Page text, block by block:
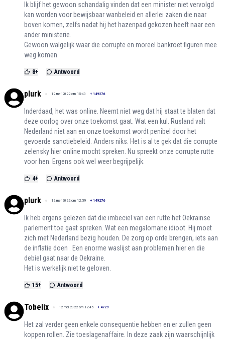
Ik blijf het gewoon schandalig vinden dat een minister niet vervolgd
kan worden voor bewijsbaar wanbeleid en allerlei zaken die naar
boven komen, zelfs nadat hij het hazenpad gekozen heeft naar een
ander ministerie.
Gewoon walgelijk waar die corrupte en moreel bankroet figuren mee
weg komen.
8+ Antwoord
plurk 12 mei 2022 om 15:40 + 149276
Inderdaad, het was online. Neemt niet weg dat hij staat te blaten dat
deze oorlog over onze toekomst gaat. Wat een kul. Rusland valt
Nederland niet aan en onze toekomst wordt penibel door het
gevoerde sanctiebeleid. Anders niks. Het is al te gek dat die corrupte
zelensky hier online mocht spreken. Nu spreekt onze corrupte rutte
voor hen. Ergens ook wel weer begrijpelijk.
4+ Antwoord
plurk 12 mei 2022 om 12:59 + 149276
Ik heb ergens gelezen dat die imbeciel van een rutte het Oekrainse
parlement toe gaat spreken. Wat een megalomane idioot. Hij moet
zich met Nederland bezig houden. De zorg op orde brengen, iets aan
de inflatie doen . Een enorme waslijst aan problemen hier en die
debiel gaat naar de Oekraine.
Het is werkelijk niet te geloven.
15+ Antwoord
Tobelix 12 mei 2022 om 12:45 + 4729
Het zal verder geen enkele consequentie hebben en er zullen geen
koppen rollen. Zie toeslagenaffaire. In deze zaak zijn waarschijnlijk